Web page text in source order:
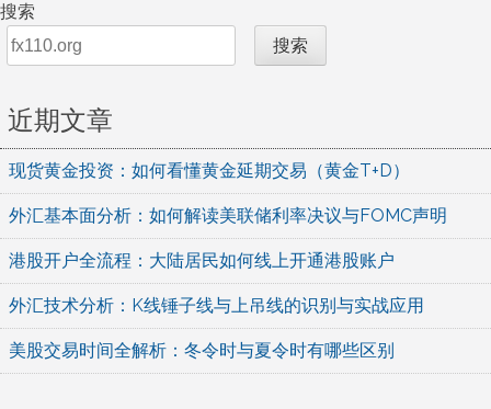
章
导
航
搜索
搜索
近期文章
现货黄金投资：如何看懂黄金延期交易（黄金T+D）
外汇基本面分析：如何解读美联储利率决议与FOMC声明
港股开户全流程：大陆居民如何线上开通港股账户
外汇技术分析：K线锤子线与上吊线的识别与实战应用
美股交易时间全解析：冬令时与夏令时有哪些区别